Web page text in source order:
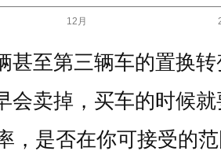
至第三辆车的置换
卖掉，买车的时候
，是否在你可接受的范